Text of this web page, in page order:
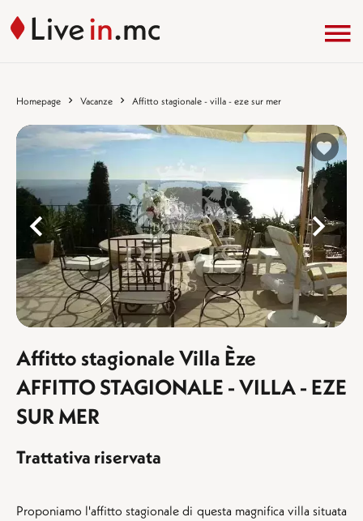
Homepage Vacanze Affitto stagionale - villa - eze sur mer
%}
Affitto stagionale Villa Èze
AFFITTO STAGIONALE - VILLA - EZE
SUR MER
Trattativa riservata
Proponiamo l'affitto stagionale di questa magnifica villa situata